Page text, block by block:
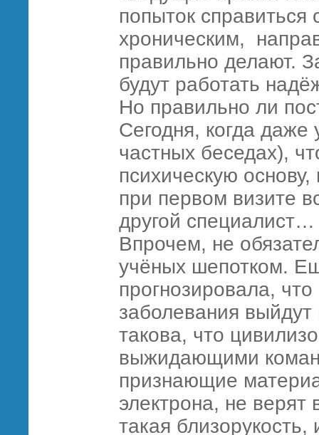
попыток
хроническим,
правильно делают.
будут работать
Но правильно ли
Сегодня, когда
частных беседах),
психическую
при первом визите
другой
Впрочем, не
учёных шепотком.
прогнозировала,
заболевания
такова, что
выжидающими
признающие
электрона, не
такая